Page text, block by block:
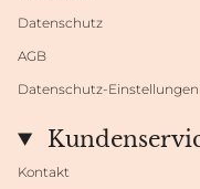
Datenschutz
AGB
Datenschutz-Einstellungen
Kontakt